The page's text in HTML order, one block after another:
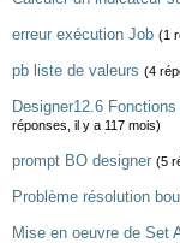
erreur exécution Job (1
pb liste de valeurs (4
Designer12.6
réponses, il y a 117 mois)
prompt BO designer (5
Problème résolution
Mise en oeuvre de Set